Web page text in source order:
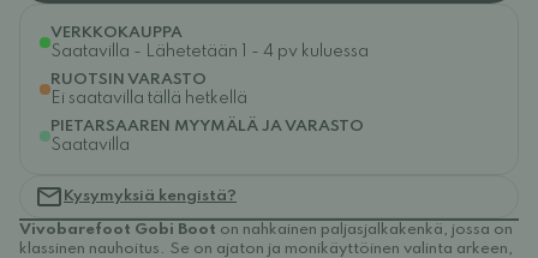
VERKKOKAUPPA
Saatavilla - Lähetetään 1 - 4 pv kuluessa
RUOTSIN VARASTO
Ei saatavilla tällä hetkellä
PIETARSAAREN MYYMÄLÄ JA VARASTO
Saatavilla
Kysymyksiä kengistä?
Vivobarefoot Gobi Boot on nahkainen paljasjalkakenkä, jossa on
klassinen nauhoitus. Se on ajaton ja monikäyttöinen valinta arkeen,